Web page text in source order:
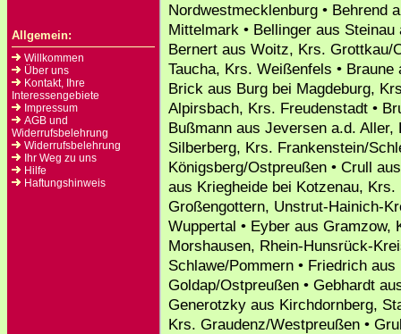
Allgemein:
Willkommen
Über uns
Kontakt, Ihre
Interessengebiete
Impressum
AGB und
Widerrufsbelehrung
Widerrufsbelehrung
Ihr Weg zu uns
Hilfe
Haftungshinweis
Nordwestmecklenburg • Behrend
Mittelmark • Bellinger aus
Bernert aus Woitz, Krs. Grottkau/
Taucha, Krs. Weißenfels •
Brick aus Burg bei Magdeburg,
Alpirsbach, Krs. Freudenstadt •
Bußmann aus Jeversen a.d. Aller,
Silberberg, Krs. Frankenstein/
Königsberg/Ostpreußen • Crull
aus Kriegheide bei Kotzenau,
Großengottern, Unstrut-Hainich-
Wuppertal • Eyber aus Gramzow,
Morshausen, Rhein-Hunsrück-
Schlawe/Pommern • Friedrich
Goldap/Ostpreußen • Gebhardt
Generotzky aus Kirchdornberg,
Krs. Graudenz/Westpreußen •